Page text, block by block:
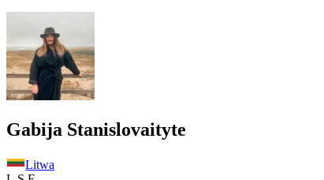
Gabija Stanislovaityte
Litwa